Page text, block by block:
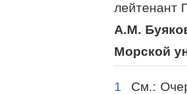
лейтенант
А.М.
Морской
1 См.: